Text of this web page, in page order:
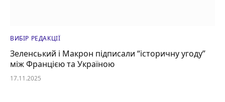
ВИБІР РЕДАКЦІЇ
Зеленський і Макрон підписали “історичну угоду”
між Францією та Україною
17.11.2025